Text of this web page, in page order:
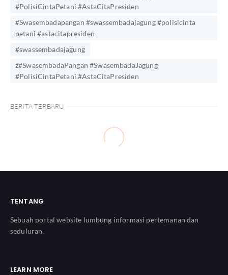
#PolisiCintaPetani #AstaCitaPresiden
#Swasembadapangan #swassembadajagung #polisicinta
petani #astacitapresiden
#swassembadajagung
z#SwasembadaPangan #SwasembadaJagung
#PolisiCintaPetani #AstaCitaPresiden
BERITA TERBARU
TENTANG
Sebuah portal website lumbung informasi pertemanan dan
seduluran.
LEARN MORE